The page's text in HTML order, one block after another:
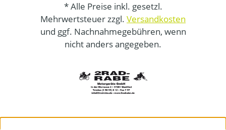
* Alle Preise inkl. gesetzl.
Mehrwertsteuer zzgl. Versandkosten
und ggf. Nachnahmegebühren, wenn
nicht anders angegeben.